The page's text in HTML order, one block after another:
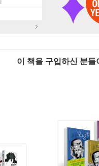
이 책을 구입하신 분